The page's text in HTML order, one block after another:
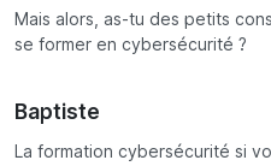
Mais alors, as-tu des petits
se former en cybersécurité ?
Baptiste
La formation cybersécurité si